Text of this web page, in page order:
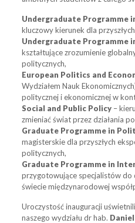
Undergraduate Programme
kluczowy kierunek dla
Undergraduate Programme
kształtujące zrozumienie
politycznych,
European Politics and
Wydziałem Nauk
politycznej i ekonomicznej w
Social and Public Policy –
zmieniać świat przez działania
Graduate Programme in
magisterskie dla przyszłych
politycznych,
Graduate Programme in
przygotowujące specjalistów do
świecie międzynarodowej
Uroczystość inauguracji
naszego wydziału dr hab.